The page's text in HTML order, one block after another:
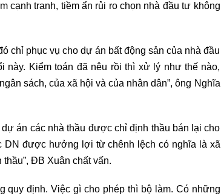
cạnh tranh, tiềm ẩn rủi ro chọn nhà đầu tư không
chỉ phục vụ cho dự án bất động sản của nhà đầu
Kiểm toán đã nêu rồi thì xử lý như thế nào,
sách, của xã hội và của nhân dân”, ông Nghĩa
án các nhà thầu được chỉ định thầu bán lại cho
DN được hưởng lợi từ chênh lệch có nghĩa là xã
ĐB Xuân chất vấn.
quy định. Việc gì cho phép thì bộ làm. Có những